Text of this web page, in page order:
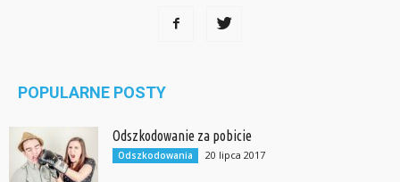
POPULARNE POSTY
Odszkodowanie za pobicie
Odszkodowania 20 lipca 2017